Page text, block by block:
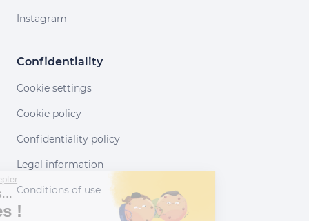
Instagram
Confidentiality
Cookie settings
Cookie policy
Confidentiality policy
Legal information
Conditions of use
Continuer sans accepter
Salut c'est nous...
les Cookies !